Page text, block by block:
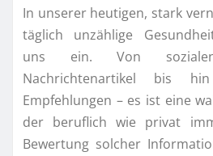
In unserer heutigen, stark
täglich unzählige
uns ein. Von
Nachrichtenartikel bis
Empfehlungen – es ist eine
der beruflich wie privat
Bewertung solcher